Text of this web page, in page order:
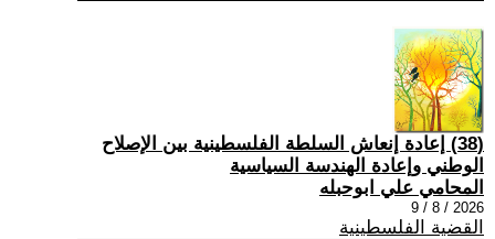
(38) إعادة إنعاش السلطة الفلسطينية بين الإصلاح
الوطني وإعادة الهندسة السياسية
المحامي علي ابوحبله
2026 / 8 / 9
القضية الفلسطينية